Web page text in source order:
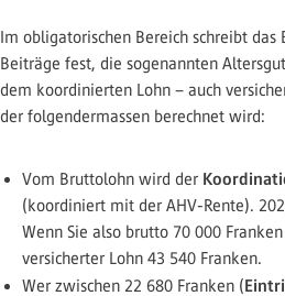
Im obligatorischen Bereich schreibt das
Beiträge fest, die sogenannten
dem koordinierten Lohn – auch
der folgendermassen berechnet wird:
Vom Bruttolohn wird der
(koordiniert mit der AHV-Rente).
Wenn Sie also brutto 70 000
versicherter Lohn 43 540 Franken.
Wer zwischen 22 680 Franken (